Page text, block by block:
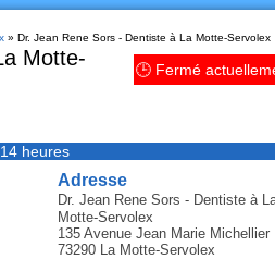
» Dr. Jean Rene Sors - Dentiste à La Motte-Servolex
Motte-
🕒 Fermé
heures
Adresse
Dr. Jean Rene Sors - Dentisteà
Motte-Servolex
135 Avenue Jean Marie Michellier
73290 La Motte-Servolex